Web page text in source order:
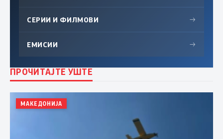
СЕРИИ И ФИЛМОВИ →
ЕМИСИИ →
ПРОЧИТАЈТЕ УШТЕ
МАКЕДОНИЈА